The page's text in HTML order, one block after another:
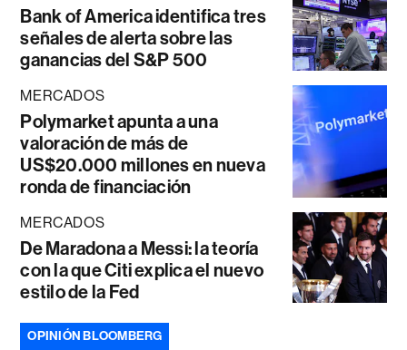
Bank of America identifica tres
señales de alerta sobre las
ganancias del S&P 500
MERCADOS
Polymarket apunta a una
valoración de más de
US$20.000 millones en nueva
ronda de financiación
MERCADOS
De Maradona a Messi: la teoría
con la que Citi explica el nuevo
estilo de la Fed
OPINIÓN BLOOMBERG